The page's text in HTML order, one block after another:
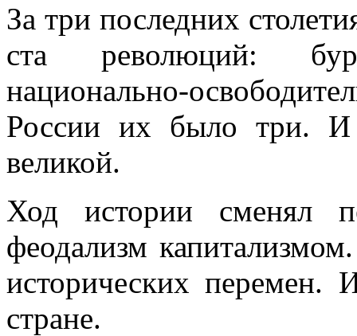
За три последних
ста революций:
национально-
России их было три. И
великой.
Ход истории сменял
феодализм
исторических перемен.
стране.